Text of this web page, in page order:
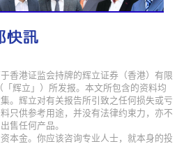
香港证监会持牌的辉立证券（香港）有限
辉立」）所发报。本文所包含的资料均
。辉立对有关报告所引致之任何损失或亏
只供参考用途，并没有法律约束力，亦不
售任何产品。
本金。你应该咨询专业人士，就本身的投